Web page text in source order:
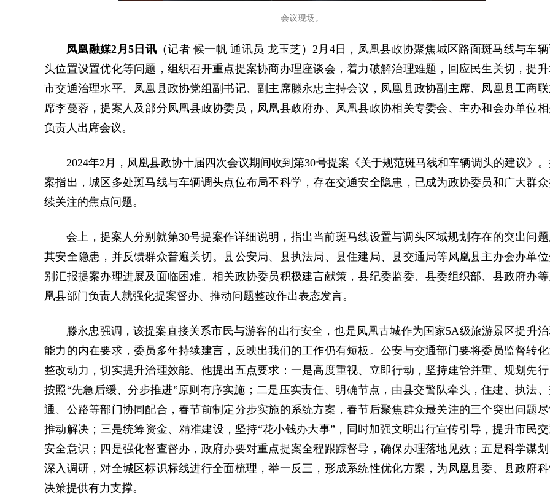
会议现场。
凤凰融媒2月5日讯（记者 候一帆 通讯员 龙玉芝）2月4日，凤凰县政协聚焦城区路面斑马线与车辆
头位置设置优化等问题，组织召开重点提案协商办理座谈会，着力破解治理难题，回应民生关切，提
市交通治理水平。凤凰县政协党组副书记、副主席滕永忠主持会议，凤凰县政协副主席、凤凰县工商
席李蔓蓉，提案人及部分凤凰县政协委员，凤凰县政府办、凤凰县政协相关专委会、主办和会办单位
负责人出席会议。
2024年2月，凤凰县政协十届四次会议期间收到第30号提案《关于规范斑马线和车辆调头的建议》
案指出，城区多处斑马线与车辆调头点位布局不科学，存在交通安全隐患，已成为政协委员和广大群
续关注的焦点问题。
会上，提案人分别就第30号提案作详细说明，指出当前斑马线设置与调头区域规划存在的突出问题
其安全隐患，并反馈群众普遍关切。县公安局、县执法局、县住建局、县交通局等凤凰县主办会办单
别汇报提案办理进展及面临困难。相关政协委员积极建言献策，县纪委监委、县委组织部、县政府办
凰县部门负责人就强化提案督办、推动问题整改作出表态发言。
滕永忠强调，该提案直接关系市民与游客的出行安全，也是凤凰古城作为国家5A级旅游景区提升
能力的内在要求，委员多年持续建言，反映出我们的工作仍有短板。公安与交通部门要将委员监督转
整改动力，切实提升治理效能。他提出五点要求：一是高度重视、立即行动，坚持建管并重、规划先行
按照“先急后缓、分步推进”原则有序实施；二是压实责任、明确节点，由县交警队牵头，住建、执法
通、公路等部门协同配合，春节前制定分步实施的系统方案，春节后聚焦群众最关注的三个突出问题
推动解决；三是统筹资金、精准建设，坚持“花小钱办大事”，同时加强文明出行宣传引导，提升市民交
安全意识；四是强化督查督办，政府办要对重点提案全程跟踪督导，确保办理落地见效；五是科学谋划
深入调研，对全城区标识标线进行全面梳理，举一反三，形成系统性优化方案，为凤凰县委、县政府
决策提供有力支撑。